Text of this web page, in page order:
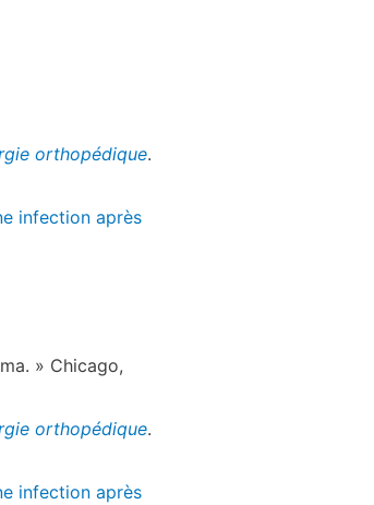
orthopédique.
infection après
» Chicago,
orthopédique.
infection après